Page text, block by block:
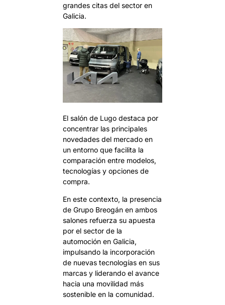
grandes citas del sector en
Galicia.
El salón de Lugo destaca por
concentrar las principales
novedades del mercado en
un entorno que facilita la
comparación entre modelos,
tecnologías y opciones de
compra.
En este contexto, la presencia
de Grupo Breogán en ambos
salones refuerza su apuesta
por el sector de la
automoción en Galicia,
impulsando la incorporación
de nuevas tecnologías en sus
marcas y liderando el avance
hacia una movilidad más
sostenible en la comunidad.